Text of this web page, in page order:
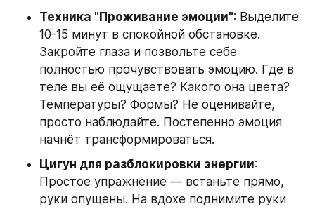
Техника "Проживание эмоции": Выделите
10-15 минут в спокойной обстановке.
Закройте глаза и позвольте себе
полностью прочувствовать эмоцию. Где в
теле вы её ощущаете? Какого она цвета?
Температуры? Формы? Не оценивайте,
просто наблюдайте. Постепенно эмоция
начнёт трансформироваться.
Цигун для разблокировки энергии:
Простое упражнение — встаньте прямо,
руки опущены. На вдохе поднимите руки